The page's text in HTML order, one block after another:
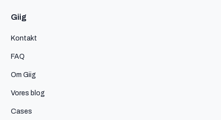
Giig
Kontakt
FAQ
Om Giig
Vores blog
Cases